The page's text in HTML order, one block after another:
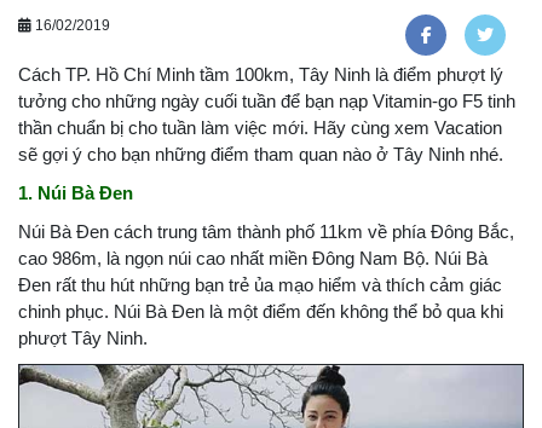
16/02/2019
Cách TP. Hồ Chí Minh tầm 100km, Tây Ninh là điểm phượt lý
tưởng cho những ngày cuối tuần để bạn nạp Vitamin-go F5 tinh
thần chuẩn bị cho tuần làm việc mới. Hãy cùng xem Vacation
sẽ gợi ý cho bạn những điểm tham quan nào ở Tây Ninh nhé.
1. Núi Bà Đen
Núi Bà Đen cách trung tâm thành phố 11km về phía Đông Bắc,
cao 986m, là ngọn núi cao nhất miền Đông Nam Bộ. Núi Bà
Đen rất thu hút những bạn trẻ ủa mạo hiểm và thích cảm giác
chinh phục. Núi Bà Đen là một điểm đến không thể bỏ qua khi
phượt Tây Ninh.